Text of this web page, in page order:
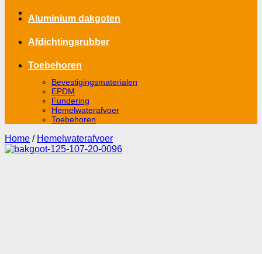
Aluminium dakgoten
Afdichtingsrubber
Toebehoren
Bevestigingsmaterialen
EPDM
Fundering
Hemelwaterafvoer
Toebehoren
Home / Hemelwaterafvoer